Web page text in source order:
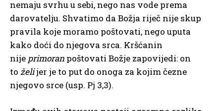
nemaju svrhu u sebi, nego nas vode prema
darovatelju. Shvatimo da Božja riječ nije skup
pravila koje moramo poštovati, nego uputa
kako doći do njegova srca. Kršćanin
nije primoran poštovati Božje zapovijedi: on
to želijer je to put do onoga za kojim čezne
njegovo srce (usp. Pj 3,3).